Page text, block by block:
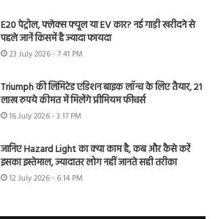
E20 पेट्रोल, फ्लेक्स फ्यूल या EV कार? नई गाड़ी खरीदने से
पहले जानें किसमें है ज्यादा फायदा
23 July 2026 - 7:41 PM
Triumph की लिमिटेड एडिशन बाइक लॉन्च के लिए तैयार, 21
लाख रुपये कीमत में मिलेंगे प्रीमियम फीचर्स
16 July 2026 - 3:17 PM
जानिए Hazard Light का क्या काम है, कब और कैसे करें
इसका इस्तेमाल, ज्यादातर लोग नहीं जानते सही तरीका
12 July 2026 - 6:14 PM